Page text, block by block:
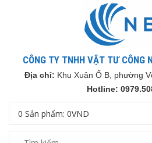
CÔNG TY TNHH VẬT TƯ CÔNG
Địa chỉ: Khu Xuân Ổ B, phường
Hotline:
0 Sản phẩm: 0VND